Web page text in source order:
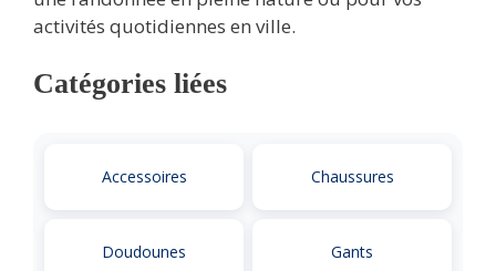
activités quotidiennes en ville.
Catégories liées
Accessoires Chaussures
Doudounes Gants